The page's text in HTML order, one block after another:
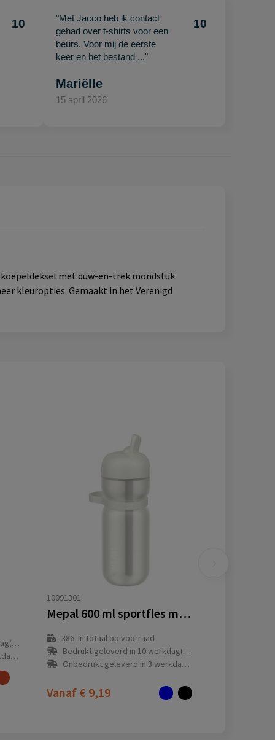
10
"Met Jacco heb ik contact
gehad over t-shirts voor een
beurs. Voor mij de eerste
keer en het bestand ..."
10
Mariëlle
15 april 2026
met duw-en-trek mondstuk.
kleuropties. Gemaakt in het Verenigd
10091301
Mepal 600 ml sportfles met klapdeksel
386 in totaal op voorraad
Bedrukt geleverd in 10 werkdag(en)
Onbedrukt geleverd in 3 werkdag(en)
Vanaf € 9,19